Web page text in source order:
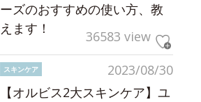
ーズのおすすめの使い方、教
えます！
36583 view
2023/08/30
スキンケア
【オルビス2大スキンケア】ユ